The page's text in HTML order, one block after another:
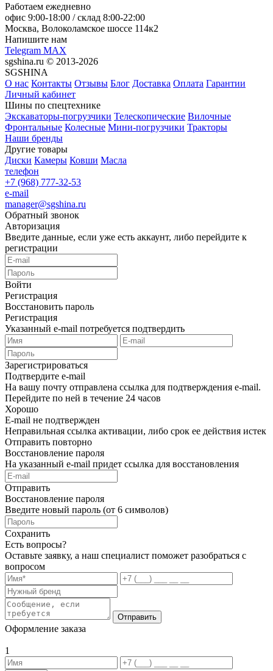
Работаем ежедневно
офис 9:00-18:00 / склад 8:00-22:00
Москва, Волоколамское шоссе 114к2
Напишите нам
Telegram MAX
sgshina.ru © 2013-2026
SGSHINA
О нас Контакты Отзывы Блог Доставка Оплата Гарантии
Личный кабинет
Шины по спецтехнике
Экскаваторы-погрузчики Телескопические Вилочные
Фронтальные Колесные Мини-погрузчики Тракторы
Наши бренды
Другие товары
Диски Камеры Ковши Масла
телефон
+7 (968) 777-32-53
e-mail
manager@sgshina.ru
Обратный звонок
Авторизация
Введите данные, если уже есть аккаунт, либо перейдите к
регистрации
Войти
Регистрация
Восстановить пароль
Регистрация
Указанный e-mail потребуется подтвердить
Зарегистрироваться
Подтвердите e-mail
На вашу почту отправлена ссылка для подтверждения e-mail.
Перейдите по ней в течение 24 часов
Хорошо
E-mail не подтвержден
Неправильная ссылка активации, либо срок ее действия истек
Отправить повторно
Восстановление пароля
На указанный e-mail придет ссылка для восстановления
Отправить
Восстановление пароля
Введите новый пароль (от 6 символов)
Сохранить
Есть вопросы?
Оставьте заявку, а наш специалист поможет разобраться с
вопросом
Отправить
Оформление заказа
1